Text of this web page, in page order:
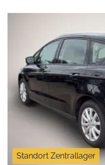
Standort Zentrallager